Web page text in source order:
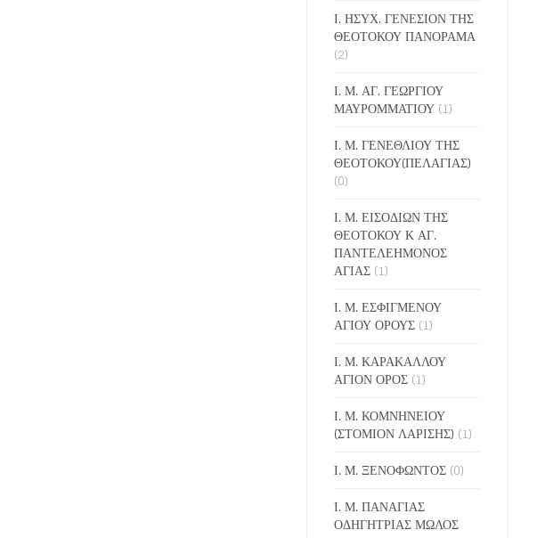
Ι. ΗΣΥΧ. ΓΕΝΕΣΙΟΝ ΤΗΣ
ΘΕΟΤΟΚΟΥ ΠΑΝΟΡΑΜΑ
(2)
Ι. Μ. ΑΓ. ΓΕΩΡΓΙΟΥ
ΜΑΥΡΟΜΜΑΤΙΟΥ (1)
Ι. Μ. ΓΕΝΕΘΛΙΟΥ ΤΗΣ
ΘΕΟΤΟΚΟΥ(ΠΕΛΑΓΙΑΣ)
(0)
Ι. Μ. ΕΙΣΟΔΙΩΝ ΤΗΣ
ΘΕΟΤΟΚΟΥ Κ ΑΓ.
ΠΑΝΤΕΛΕΗΜΟΝΟΣ
ΑΓΙΑΣ (1)
Ι. Μ. ΕΣΦΙΓΜΕΝΟΥ
ΑΓΙΟΥ ΟΡΟΥΣ (1)
Ι. Μ. ΚΑΡΑΚΑΛΛΟΥ
ΑΓΙΟΝ ΟΡΟΣ (1)
Ι. Μ. ΚΟΜΝΗΝΕΙΟΥ
(ΣΤΟΜΙΟΝ ΛΑΡΙΣΗΣ) (1)
Ι. Μ. ΞΕΝΟΦΩΝΤΟΣ (0)
Ι. Μ. ΠΑΝΑΓΙΑΣ
ΟΔΗΓΗΤΡΙΑΣ ΜΩΛΟΣ